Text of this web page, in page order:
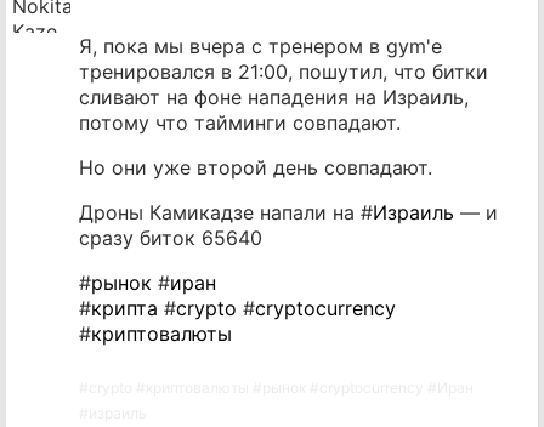
Я, пока мы вчера с тренером в gym'е
тренировался в 21:00, пошутил, что битки
сливают на фоне нападения на Израиль,
потому что тайминги совпадают.
Но они уже второй день совпадают.
Дроны Камикадзе напали на #Израиль — и
сразу биток 65640
#рынок #иран
#крипта #crypto #cryptocurrency
#криптовалюты